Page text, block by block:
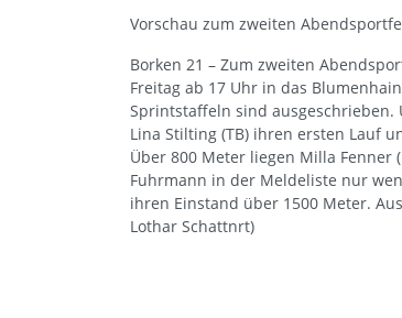
Vorschau zum zweiten
Borken 21 – Zum zweiten
Freitag ab 17 Uhr in das
Sprintstaffeln sind ausgeschrieben.
Lina Stilting (TB) ihren ersten Lauf
Über 800 Meter liegen Milla Fenner
Fuhrmann in der Meldeliste nur
ihren Einstand über 1500 Meter.
Lothar Schattnrt)